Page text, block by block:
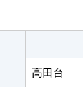
高田台